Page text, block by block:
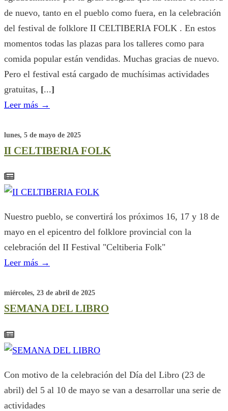
de nuevo, tanto en el pueblo como fuera, en la celebración
del festival de folklore II CELTIBERIA FOLK . En estos
momentos todas las plazas para los talleres como para
comida popular están vendidas. Muchas gracias de nuevo.
Pero el festival está cargado de muchísimas actividades
gratuitas, [...]
Leer más →
lunes, 5 de mayo de 2025
II CELTIBERIA FOLK
Nuestro pueblo, se convertirá los próximos 16, 17 y 18 de
mayo en el epicentro del folklore provincial con la
celebración del II Festival "Celtiberia Folk"
Leer más →
miércoles, 23 de abril de 2025
SEMANA DEL LIBRO
Con motivo de la celebración del Día del Libro (23 de
abril) del 5 al 10 de mayo se van a desarrollar una serie de
actividades